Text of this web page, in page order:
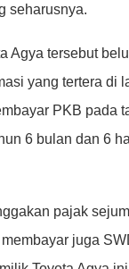
seharusnya.
Agya tersebut
yang tertera di
PKB pada
6 bulan dan 6
pajak
juga